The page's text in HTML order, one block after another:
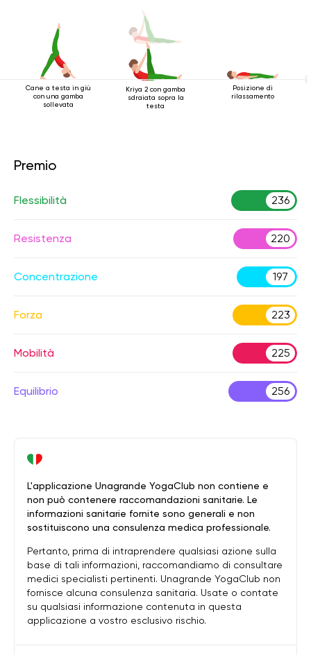
Cane a testa in giù
con una gamba
sollevata
Kriya 2 con gamba
sdraiata sopra la
testa
Posizione di
rilassamento
Premio
Flessibilità 236
Resistenza 220
Concentrazione 197
Forza 223
Mobilità 225
Equilibrio 256
L'applicazione Unagrande YogaClub non contiene e
non può contenere raccomandazioni sanitarie. Le
informazioni sanitarie fornite sono generali e non
sostituiscono una consulenza medica professionale.
Pertanto, prima di intraprendere qualsiasi azione sulla
base di tali informazioni, raccomandiamo di consultare
medici specialisti pertinenti. Unagrande YogaClub non
fornisce alcuna consulenza sanitaria. Usate o contate
su qualsiasi informazione contenuta in questa
applicazione a vostro esclusivo rischio.